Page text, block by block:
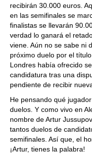
recibirán 30.000 euros.
en las semifinales se
finalistas se llevarán
verdad lo ganará el
viene. Aún no se sabe ni
próximo duelo por el
Londres había ofrecido
candidatura tras una
pendiente de recibir
He pensando qué
duelos. Y como vivo en
nombre de Artur
tantos duelos de
semifinales. Así que, el
¡Artur, tienes la palabra!